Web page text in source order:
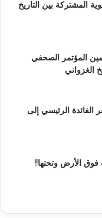
المشتركة بين التاريخ
المؤتمر الصحفي
الغزواني
الرئيسي إلى
الأرض وتحتها!!